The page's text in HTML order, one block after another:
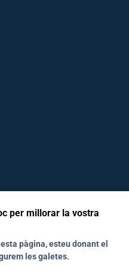
Política de Xarxes Socials
per millorar la vostra
pàgina, esteu donant el
les galetes.